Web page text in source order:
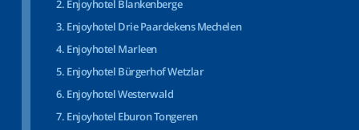
Enjoyhotel Blankenberge
Enjoyhotel Drie Paardekens Mechelen
Enjoyhotel Marleen
Enjoyhotel Bürgerhof Wetzlar
Enjoyhotel Westerwald
Enjoyhotel Eburon Tongeren